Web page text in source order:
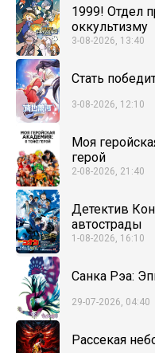
1999! Отдел
оккультизму
3-08-2026, 13:40
Стать
3-08-2026, 12:10
Моя
герой
2-08-2026, 21:40
Детектив
автострады
1-08-2026, 16:10
Санка Рэа:
29-07-2026, 04:40
Рассекая